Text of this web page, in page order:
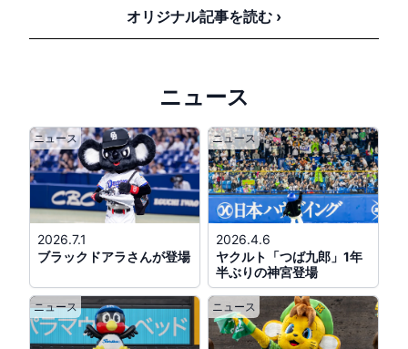
スイッチ)
イベント 13:00
DB.スターマンがワンダリア横浜に遊びにく
る！@BASEGATE横浜関内
(DB.スターマン)
公式戦 14:00 マスコット交流 燕征
巨人対ヤクルト@東京ドーム
(333ジャビット、555ジャビット、シスタ
ージャビット 、 キッズジャビットおとこの
オリジナル記事を読む ›
ニュース
ニュース
2026.7.1
ブラックドアラさんが登場
ニュース
2026.4.6
ヤクルト「つば九郎」1年
半ぶりの神宮登場
ニュース ニュース